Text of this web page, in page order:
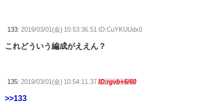
133: 2019/03/01(金) 10:53:36.51 ID:CuYKUUdx0
これどういう編成がええん？
135: 2019/03/01(金) 10:54:11.37 ID:rgvb+6/60
>>133